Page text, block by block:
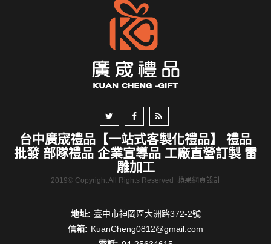
台中廣宬禮品【一站式客製化禮品】 禮品
批發 部隊禮品 企業宣導品 工廠直營訂製 雷
雕加工
2019© Copyright All Rights Reserved 蘋果網頁設計
地址: 臺中市神岡區大洲路372-2號
信箱: KuanCheng0812@gmail.com